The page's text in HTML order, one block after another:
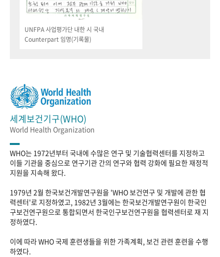
UNFPA 사업평가단 내한 시 국내
Counterpart 임명(기록물)
세계보건기구(WHO)
World Health Organization
WHO는 1972년부터 국내에 수많은 연구 및 기술협력센터를 지정하고
이들 기관을 중심으로 연구기관 간의 연구와 협력 강화에 필요한 재정적
지원을 지속해 왔다.
1979년 2월 한국보건개발연구원을 'WHO 보건연구 및 개발에 관한 협
력센터'로 지정하였고, 1982년 3월에는 한국보건개발연구원이 한국인
구보건연구원으로 통합되면서 한국인구보건연구원을 협력센터로 재 지
정하였다.
이에 따라 WHO 국제 훈련생들을 위한 가족계획, 보건 관련 훈련을 수행
하였다.